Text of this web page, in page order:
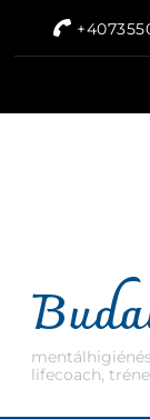
lifecoach,